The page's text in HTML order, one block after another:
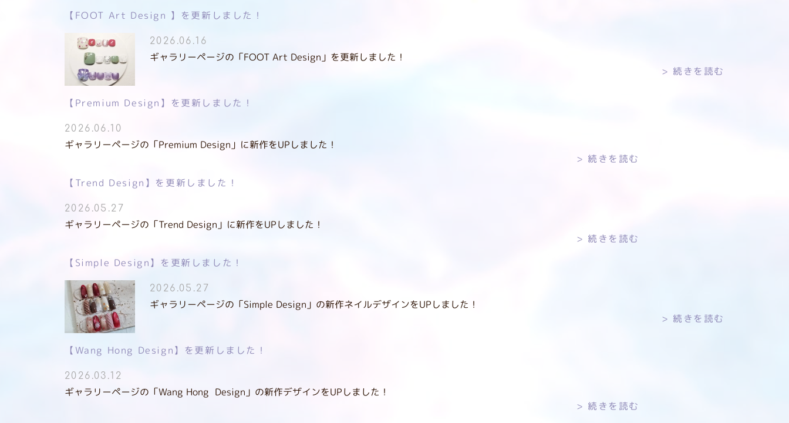
【FOOT Art Design 】を更新しました！
2026.06.16
ギャラリーページの「FOOT Art Design」を更新しました！
続きを読む
【Premium Design】を更新しました！
2026.06.10
ギャラリーページの「Premium Design」に新作をUPしました！
続きを読む
【Trend Design】を更新しました！
2026.05.27
ギャラリーページの「Trend Design」に新作をUPしました！
続きを読む
【Simple Design】を更新しました！
2026.05.27
ギャラリーページの「Simple Design」の新作ネイルデザインをUPしました！
続きを読む
【Wang Hong Design】を更新しました！
2026.03.12
ギャラリーページの「Wang Hong Design」の新作デザインをUPしました！
続きを読む